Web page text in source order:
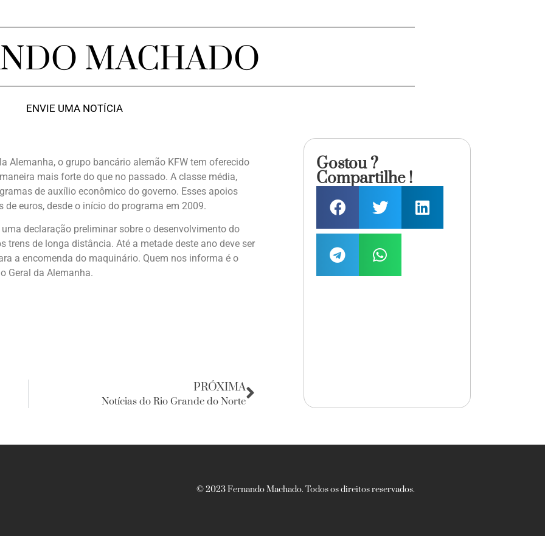
MACHADO
ENVIE UMA NOTÍCIA
Alemanha, o grupo bancário alemão KFW tem oferecido
mais forte do que no passado. A classe média,
de auxílio econômico do governo. Esses apoios
euros, desde o início do programa em 2009.
declaração preliminar sobre o desenvolvimento do
trens de longa distância. Até a metade deste ano deve ser
a encomenda do maquinário. Quem nos informa é o
Geral da Alemanha.
PRÓXIMA
Notícias do Rio Grande do Norte
Gostou ?
Compartilhe !
© 2023 Fernando Machado. Todos os direitos reservados.